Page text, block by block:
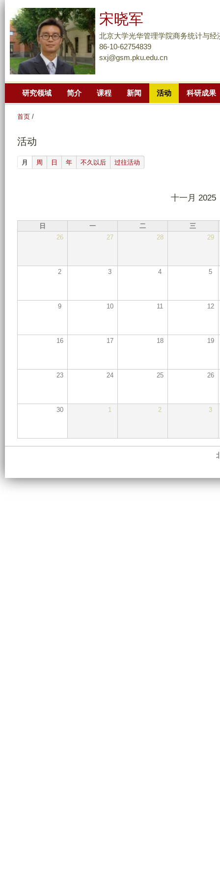
到
主
要
宋晓军
北京大学光华管理学院商务统计与经
86-10-62754839
sxj@gsm.pku.edu.cn
研究领域 简介 课程 新闻 活动 科研成果
首页 /
活动
月 (active tab)
周 日 年 不久以后 过往活动
十一月 2025
日 一 二
三
26
27 28 29
2 3 4 5
9 10 11 12
16 17 18 19
23 24 25 26
30 1 2 3